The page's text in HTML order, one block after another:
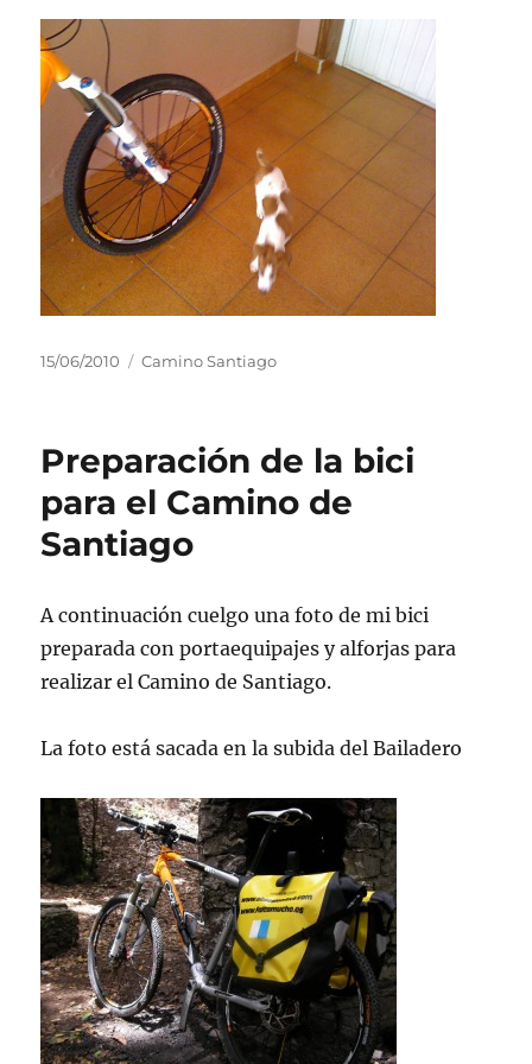
Publicado
15/06/2010 Categorías
Camino Santiago
Preparación de la bici
para el Camino de
Santiago
A continuación cuelgo una foto de mi bici
preparada con portaequipajes y alforjas para
realizar el Camino de Santiago.
La foto está sacada en la subida del Bailadero